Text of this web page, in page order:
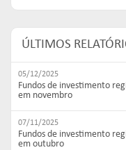
ÚLTIMOS
05/12/2025
Fundos de investimento
em novembro
07/11/2025
Fundos de investimento
em outubro